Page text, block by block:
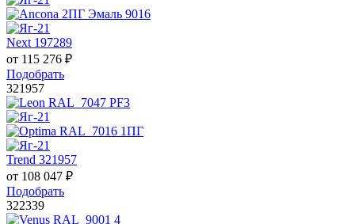
Next 197289
от 115 276 ₽
Подобрать
321957
Trend 321957
от 108 047 ₽
Подобрать
322339